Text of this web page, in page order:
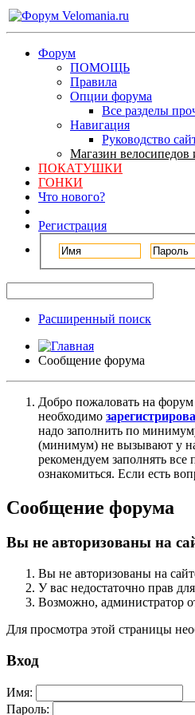
Форум
ПОМОЩЬ
Правила
Опции форума
Все разделы
Навигация
Руководство
Магазин велосипедов
ПОКАТУШКИ
ГОНКИ
Что нового?
Регистрация
Расширенный поиск
Сообщение форума
Добро пожаловать на
необходимо
надо заполнить по
(минимум) не вызывают у
рекомендуем заполнять
ознакомиться. Если есть
Сообщение форума
Вы не авторизованы на
Вы не авторизованы на
У вас недостаточно прав
Возможно, администратор
Для просмотра этой страницы
Вход
Имя:
Пароль: